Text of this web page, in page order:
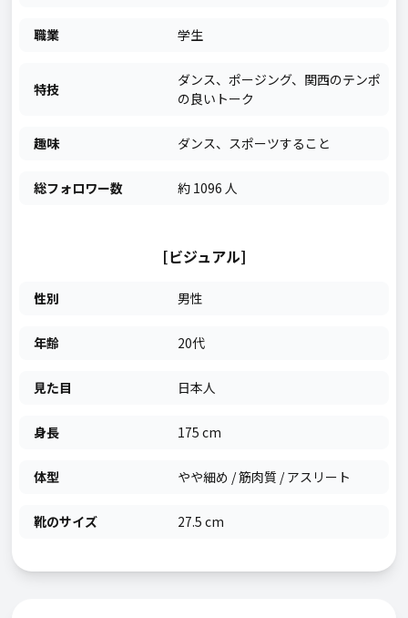
職業 学生
特技
ダンス、ポージング、関西のテンポ
の良いトーク
趣味 ダンス、スポーツすること
総フォロワー数 約 1096 人
[ビジュアル]
性別 男性
年齢 20代
見た目 日本人
身長 175 cm
体型 やや細め / 筋肉質 / アスリート
靴のサイズ 27.5 cm